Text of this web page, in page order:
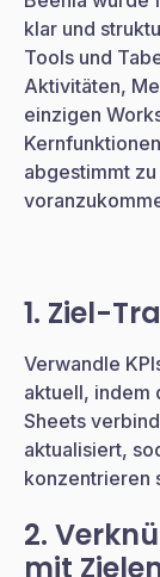
klar und
Tools und
Aktivitäten,
einzigen
abgestimmt
1. Ziel-
Verwandle
aktuell, indem
Sheets
aktualisiert,
konzentrieren
2.
mit